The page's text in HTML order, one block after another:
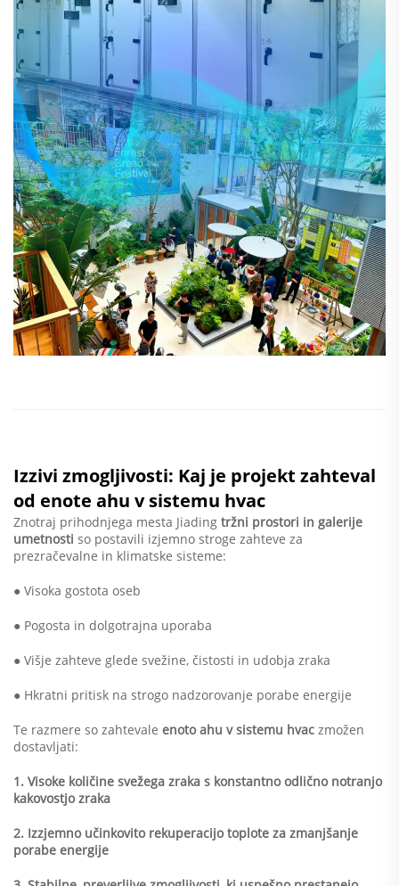
Izzivi zmogljivosti: Kaj je projekt zahteval
od enote ahu v sistemu hvac
Znotraj prihodnjega mesta Jiading tržni prostori in galerije
umetnosti so postavili izjemno stroge zahteve za
prezračevalne in klimatske sisteme:
● Visoka gostota oseb
● Pogosta in dolgotrajna uporaba
● Višje zahteve glede svežine, čistosti in udobja zraka
● Hkratni pritisk na strogo nadzorovanje porabe energije
Te razmere so zahtevale enoto ahu v sistemu hvac zmožen
dostavljati:
1. Visoke količine svežega zraka s konstantno odlično notranjo
kakovostjo zraka
2. Izzjemno učinkovito rekuperacijo toplote za zmanjšanje
porabe energije